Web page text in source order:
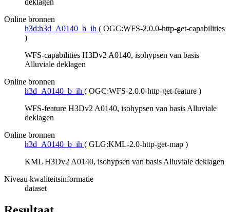
deklagen
Online bronnen
h3d:h3d_A0140_b_ih ( OGC:WFS-2.0.0-http-get-capabilities
)
WFS-capabilities H3Dv2 A0140, isohypsen van basis
Alluviale deklagen
Online bronnen
h3d_A0140_b_ih ( OGC:WFS-2.0.0-http-get-feature )
WFS-feature H3Dv2 A0140, isohypsen van basis Alluviale
deklagen
Online bronnen
h3d_A0140_b_ih ( GLG:KML-2.0-http-get-map )
KML H3Dv2 A0140, isohypsen van basis Alluviale deklagen
Niveau kwaliteitsinformatie
dataset